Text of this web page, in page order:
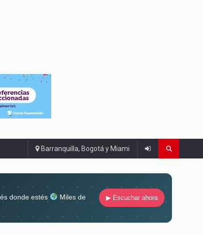
Barranquilla, Bogotá y Miami
donde estés
Miles de
▶ Escuchar ahora